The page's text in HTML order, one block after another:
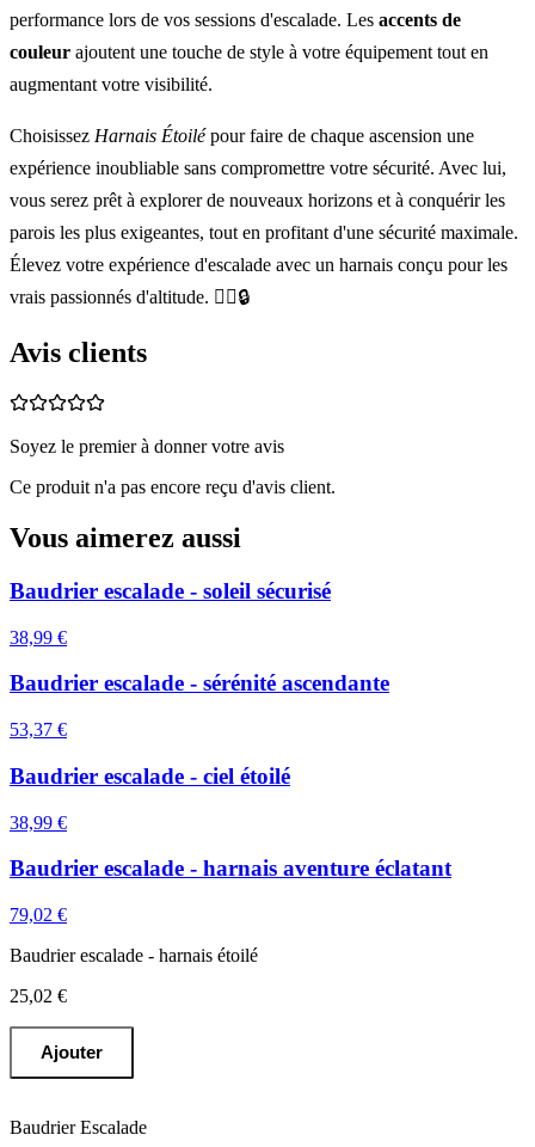
performance lors de vos sessions d'escalade. Les accents de
couleur ajoutent une touche de style à votre équipement tout en
augmentant votre visibilité.
Choisissez Harnais Étoilépour faire de chaque ascension une
expérience inoubliable sans compromettre votre sécurité. Avec lui,
vous serez prêt à explorer de nouveaux horizons et à conquérir les
parois les plus exigeantes, tout en profitant d'une sécurité maximale.
Élevez votre expérience d'escalade avec un harnais conçu pour les
vrais passionnés d'altitude. 🧗‍♂️🔒
Avis clients
Soyez le premier à donner votre avis
Ce produit n'a pas encore reçu d'avis client.
Vous aimerez aussi
Baudrier escalade - soleil sécurisé
38,99 €
Baudrier escalade - sérénité ascendante
53,37 €
Baudrier escalade - ciel étoilé
38,99 €
Baudrier escalade - harnais aventure éclatant
79,02 €
Baudrier escalade - harnais étoilé
25,02 €
Ajouter
Baudrier Escalade